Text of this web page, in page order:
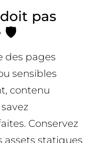
pas
🛡️
des pages
sensibles
contenu
Conservez
assets statiques